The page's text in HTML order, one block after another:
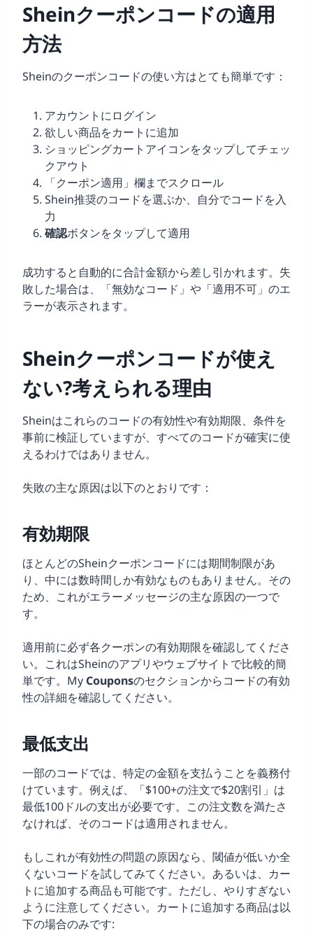
Sheinクーポンコードの適用
方法
Sheinのクーポンコードの使い方はとても簡単です：
アカウントにログイン
欲しい商品をカートに追加
ショッピングカートアイコンをタップしてチェッ
クアウト
「クーポン適用」欄までスクロール
Shein推奨のコードを選ぶか、自分でコードを入
力
確認ボタンをタップして適用
成功すると自動的に合計金額から差し引かれます。失
敗した場合は、「無効なコード」や「適用不可」のエ
ラーが表示されます。
Sheinクーポンコードが使え
ない?考えられる理由
Sheinはこれらのコードの有効性や有効期限、条件を
事前に検証していますが、すべてのコードが確実に使
えるわけではありません。
失敗の主な原因は以下のとおりです：
有効期限
ほとんどのSheinクーポンコードには期間制限があ
り、中には数時間しか有効なものもありません。その
ため、これがエラーメッセージの主な原因の一つで
す。
適用前に必ず各クーポンの有効期限を確認してくださ
い。これはSheinのアプリやウェブサイトで比較的簡
単です。My Couponsのセクションからコードの有効
性の詳細を確認してください。
最低支出
一部のコードでは、特定の金額を支払うことを義務付
けています。例えば、「$100+の注文で$20割引」は
最低100ドルの支出が必要です。この注文数を満たさ
なければ、そのコードは適用されません。
もしこれが有効性の問題の原因なら、閾値が低いか全
くないコードを試してみてください。あるいは、カー
トに追加する商品も可能です。ただし、やりすぎない
ように注意してください。カートに追加する商品は以
下の場合のみです: